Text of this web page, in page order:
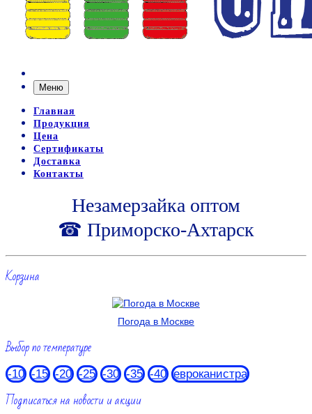
Меню
Главная
Продукция
Цена
Сертификаты
Доставка
Контакты
Незамерзайка оптом
☎ Приморско-Ахтарск
Корзина
Погода в Москве
Выбор по температуре
-10 -15 -20 -25 -30 -35 -40 евроканистра
Подписаться на новости и акции